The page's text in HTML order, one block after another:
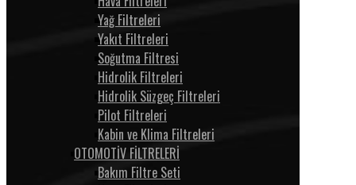
Yağ Filtreleri
Yakıt Filtreleri
Soğutma Filtresi
Hidrolik Filtreleri
Hidrolik Süzgeç Filtreleri
Pilot Filtreleri
Kabin ve Klima Filtreleri
OTOMOTİV FİLTRELERİ
Bakım Filtre Seti